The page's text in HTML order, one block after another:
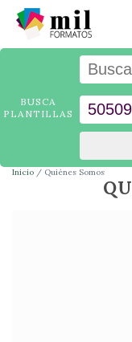
BUSCA
PLANTILLAS
Inicio Quiénes Somos